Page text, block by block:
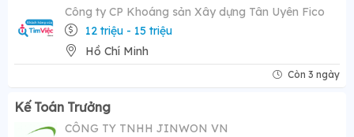
Công ty CP Khoáng sản Xây dựng Tân Uyên Fico
12 triệu - 15 triệu
Hồ Chí Minh
Còn 3 ngày
Kế Toán Trưởng
CÔNG TY TNHH JINWON VN